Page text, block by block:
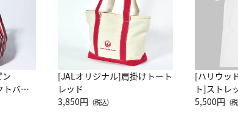
バッ
[JALオリジナル]肩掛けトート
レッド
3,850円 （税込）
[ハリウッ
ト]ストレ
ーネック
5,500円 （